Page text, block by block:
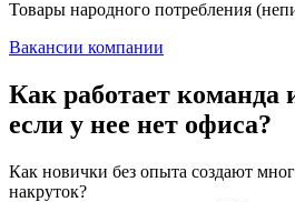
Товары народного потребления
Вакансии компании
Как работает команда
если у нее нет офиса?
Как новички без опыта создают
накруток?